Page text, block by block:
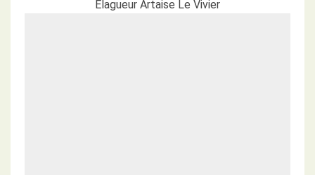
Elagueur Artaise Le Vivier